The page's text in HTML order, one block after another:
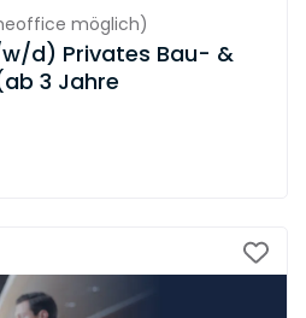
möglich)
d) Privates Bau- &
3 Jahre